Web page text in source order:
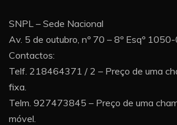
SNPL – Sede Nacional
Av. 5 de outubro, nº 70 – 8º Esqº
Contactos:
Telf. 218464371 / 2 – Preço de uma
fixa.
Telm. 927473845 – Preço de uma
móvel.